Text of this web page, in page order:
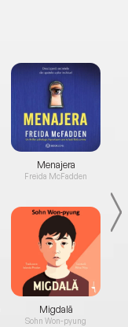
Menajera
Freida McFadden
Migdală
Sohn Won-pyung